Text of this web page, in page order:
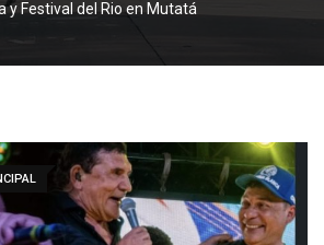
y Festival del Rio en Mutatá